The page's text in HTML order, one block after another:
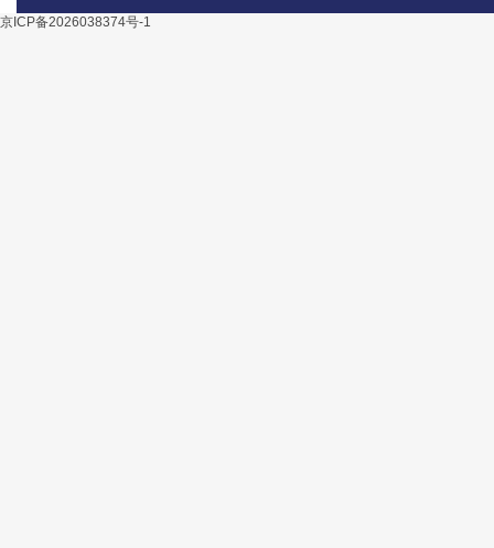
京ICP备2026038374号-1